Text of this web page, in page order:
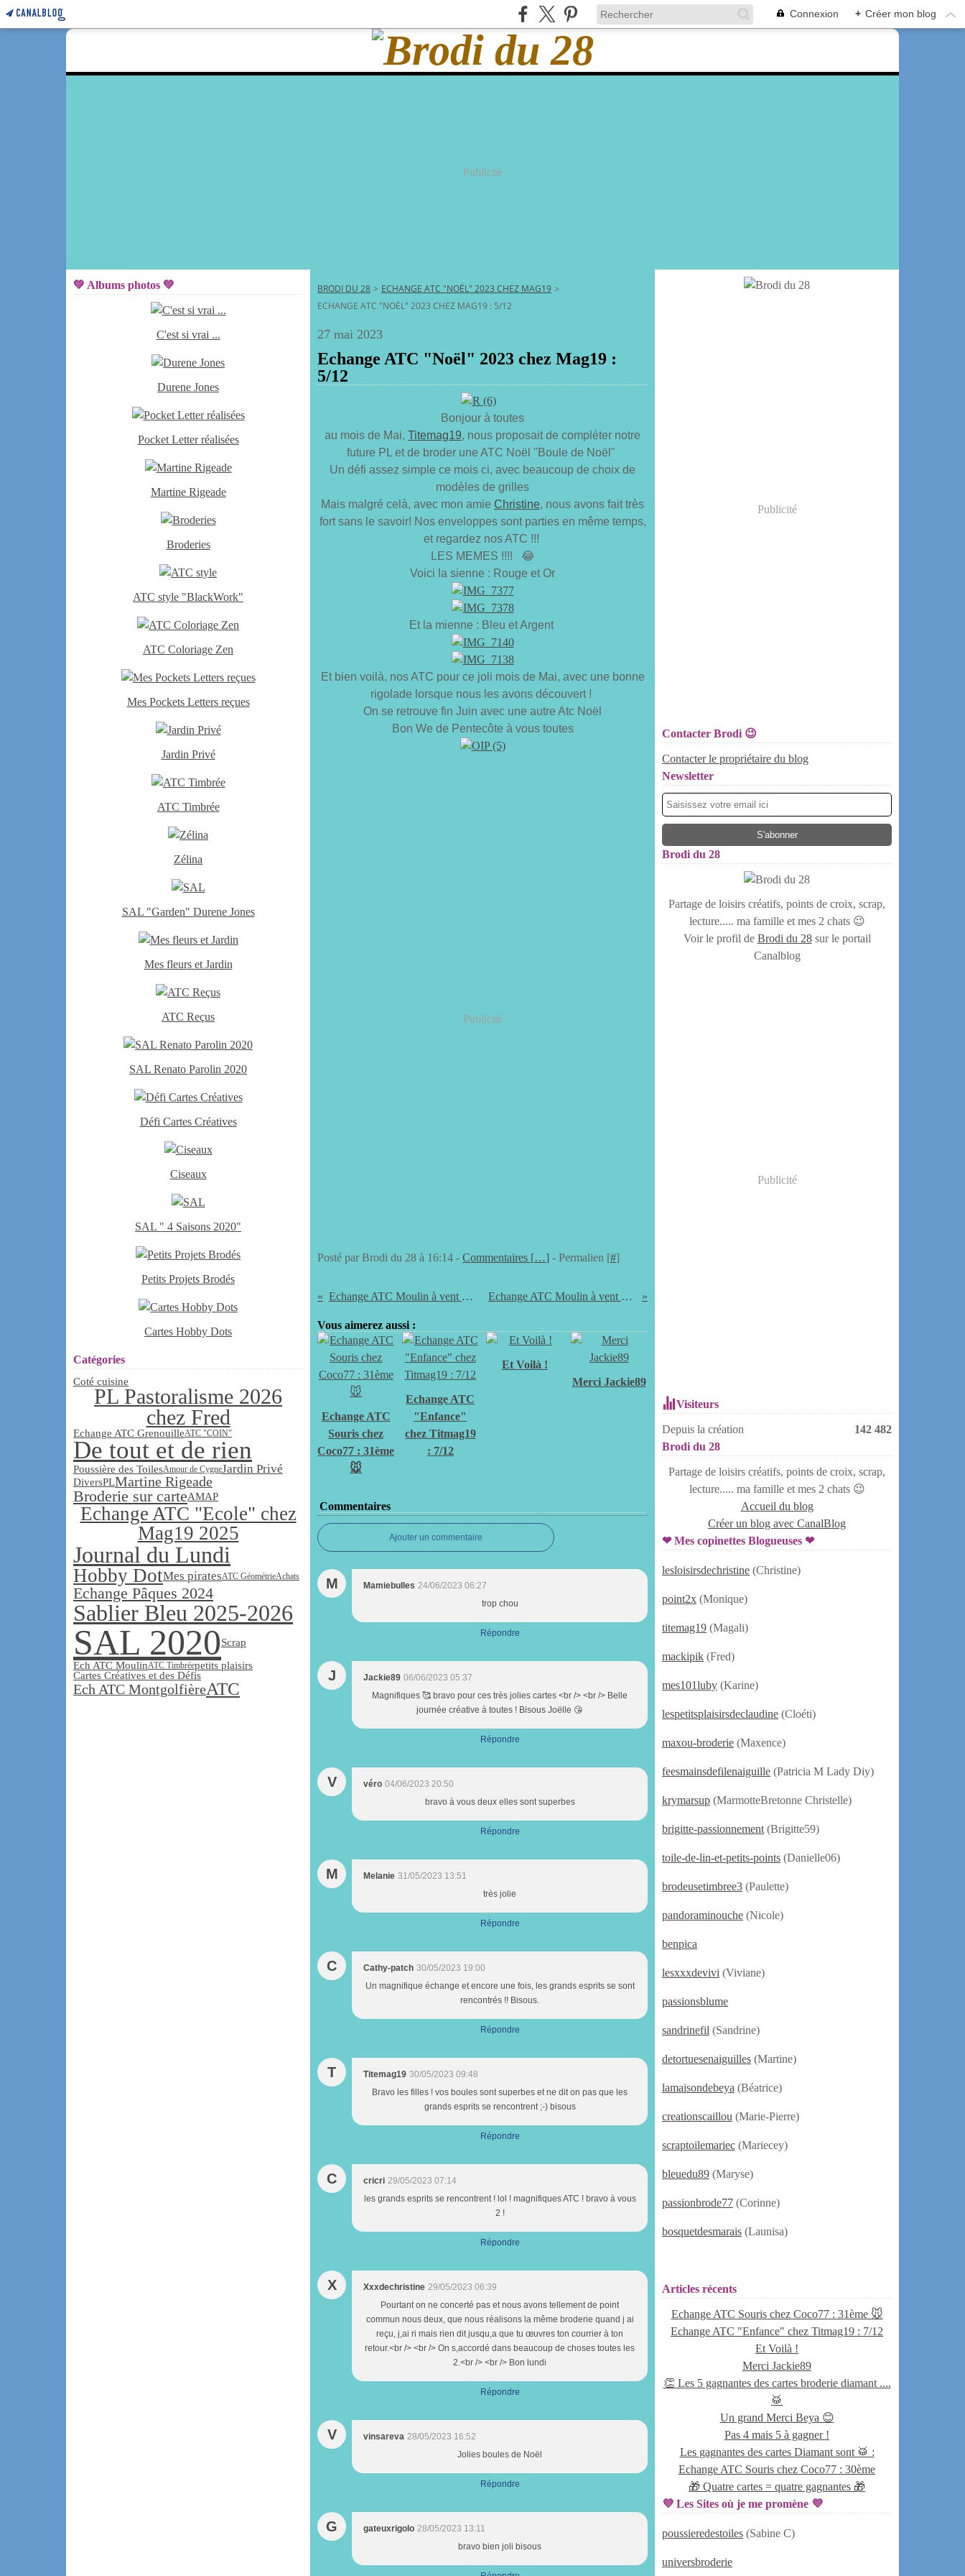
Connexion + Créer mon blog
Publicité
💚 Albums photos 💚
C'est si vrai ...
Durene Jones
Pocket Letter réalisées
Martine Rigeade
Broderies
ATC style "BlackWork"
ATC Coloriage Zen
Mes Pockets Letters reçues
Jardin Privé
ATC Timbrée
Zélina
SAL "Garden" Durene Jones
Mes fleurs et Jardin
ATC Reçus
SAL Renato Parolin 2020
Défi Cartes Créatives
Ciseaux
SAL " 4 Saisons 2020"
Petits Projets Brodés
Cartes Hobby Dots
Catégories
Coté cuisine
PL Pastoralisme 2026
chez Fred
Echange ATC GrenouilleATC "COIN"
De tout et de rien
Poussière des ToilesAmour de CygneJardin Privé
DiversPLMartine Rigeade
Broderie sur carteAMAP
Echange ATC "Ecole" chez
Mag19 2025
Journal du Lundi
Hobby DotMes piratesATC GéométrieAchats
Echange Pâques 2024
Sablier Bleu 2025-2026
SAL 2020Scrap
Ech ATC MoulinATC Timbréepetits plaisirs
Cartes Créatives et des Défis
Ech ATC MontgolfièreATC
BRODI DU 28 > ECHANGE ATC "NOËL" 2023 CHEZ MAG19 >
ECHANGE ATC "NOËL" 2023 CHEZ MAG19 : 5/12
27 mai 2023
Echange ATC "Noël" 2023 chez Mag19 :
5/12
Bonjour à toutes
au mois de Mai, Titemag19, nous proposait de complèter notre
future PL et de broder une ATC Noël "Boule de Noël"
Un défi assez simple ce mois ci, avec beaucoup de choix de
modèles de grilles
Mais malgré celà, avec mon amie Christine, nous avons fait très
fort sans le savoir! Nos enveloppes sont parties en même temps,
et regardez nos ATC !!!
LES MEMES !!!! 😂
Voici la sienne : Rouge et Or
Et la mienne : Bleu et Argent
Et bien voilà, nos ATC pour ce joli mois de Mai, avec une bonne
rigolade lorsque nous les avons découvert !
On se retrouve fin Juin avec une autre Atc Noël
Bon We de Pentecôte à vous toutes
Publicité
Posté par Brodi du 28 à 16:14 - Commentaires […] - Permalien [#]
Echange ATC Moulin à vent 4/30 Echange ATC Moulin à vent 5/30
Vous aimerez aussi :
Echange ATC
Souris chez
Coco77 : 31ème
🐭
Echange ATC
"Enfance"
chez Titmag19
: 7/12
Et Voilà !
Merci Jackie89
Commentaires
Ajouter un commentaire
M Mamiebulles 24/06/2023 06:27
trop chou
Répondre
J Jackie89 06/06/2023 05:37
Magnifiques 🥰 bravo pour ces très jolies cartes <br /> <br /> Belle
journée créative à toutes ! Bisous Joëlle 😘
Répondre
V véro 04/06/2023 20:50
bravo à vous deux elles sont superbes
Répondre
M Melanie 31/05/2023 13:51
très jolie
Répondre
C Cathy-patch 30/05/2023 19:00
Un magnifique échange et encore une fois, les grands esprits se sont
rencontrés !! Bisous.
Répondre
T Titemag19 30/05/2023 09:48
Bravo les filles ! vos boules sont superbes et ne dit on pas que les
grands esprits se rencontrent ;-) bisous
Répondre
C cricri 29/05/2023 07:14
les grands esprits se rencontrent ! lol ! magnifiques ATC ! bravo à vous
2 !
Répondre
X Xxxdechristine 29/05/2023 06:39
Pourtant on ne concerté pas et nous avons tellement de point
commun nous deux, que nous réalisons la même broderie quand j ai
reçu, j,ai ri mais rien dit jusqu,a que tu œuvres ton courrier à ton
retour.<br /> <br /> On s,accordé dans beaucoup de choses toutes les
2.<br /> <br /> Bon lundi
Répondre
V vinsareva 28/05/2023 16:52
Jolies boules de Noël
Répondre
G gateuxrigolo 28/05/2023 13:11
bravo bien joli bisous
Publicité
Contacter Brodi 😉
Contacter le propriétaire du blog
Newsletter
Brodi du 28
Partage de loisirs créatifs, points de croix, scrap,
lecture..... ma famille et mes 2 chats 😉
Voir le profil de Brodi du 28sur le portail
Canalblog
Publicité
Visiteurs
Depuis la création
142 482
Brodi du 28
Partage de loisirs créatifs, points de croix, scrap,
lecture..... ma famille et mes 2 chats 😉
Accueil du blog
Créer un blog avec CanalBlog
❤ Mes copinettes Blogueuses ❤
lesloisirsdechristine (Christine)
point2x (Monique)
titemag19 (Magali)
mackipik (Fred)
mes101luby (Karine)
lespetitsplaisirsdeclaudine (Cloéti)
maxou-broderie (Maxence)
feesmainsdefilenaiguille (Patricia M Lady Diy)
krymarsup (MarmotteBretonne Christelle)
brigitte-passionnement (Brigitte59)
toile-de-lin-et-petits-points (Danielle06)
brodeusetimbree3 (Paulette)
pandoraminouche (Nicole)
benpica
lesxxxdevivi (Viviane)
passionsblume
sandrinefil (Sandrine)
detortuesenaiguilles (Martine)
lamaisondebeya (Béatrice)
creationscaillou (Marie-Pierre)
scraptoilemariec (Mariecey)
bleuedu89 (Maryse)
passionbrode77 (Corinne)
bosquetdesmarais (Launisa)
Articles récents
Echange ATC Souris chez Coco77 : 31ème 🐭
Echange ATC "Enfance" chez Titmag19 : 7/12
Et Voilà !
Merci Jackie89
👏 Les 5 gagnantes des cartes broderie diamant ....
🥁
Un grand Merci Beya 😊
Pas 4 mais 5 à gagner !
Les gagnantes des cartes Diamant sont 🥁 :
Echange ATC Souris chez Coco77 : 30ème
🎁 Quatre cartes = quatre gagnantes 🎁
💜 Les Sites où je me promène 💜
poussieredestoiles (Sabine C)
universbroderie